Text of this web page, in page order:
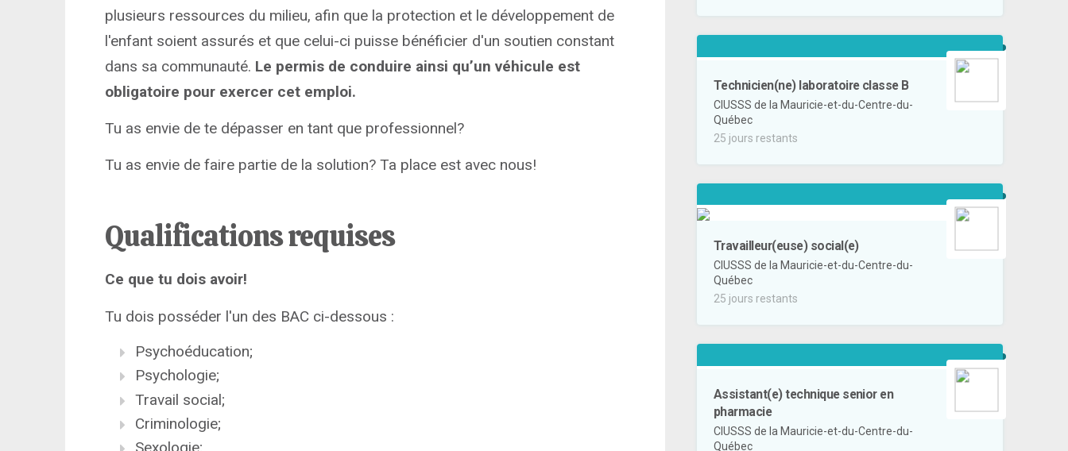
plusieurs ressources du milieu, afin que la protection et le développement de
l'enfant soient assurés et que celui-ci puisse bénéficier d'un soutien constant
dans sa communauté. Le permis de conduire ainsi qu’un véhicule est
obligatoire pour exercer cet emploi.
Tu as envie de te dépasser en tant que professionnel?
Tu as envie de faire partie de la solution? Ta place est avec nous!
Qualifications requises
Ce que tu dois avoir!
Tu dois posséder l'un des BAC ci-dessous :
Psychoéducation;
Psychologie;
Travail social;
Criminologie;
Technicien(ne) laboratoire classe B
CIUSSS de la Mauricie-et-du-Centre-du-
Québec
25 jours restants
Travailleur(euse) social(e)
CIUSSS de la Mauricie-et-du-Centre-du-
Québec
25 jours restants
Assistant(e) technique senior en
pharmacie
CIUSSS de la Mauricie-et-du-Centre-du-
Québec